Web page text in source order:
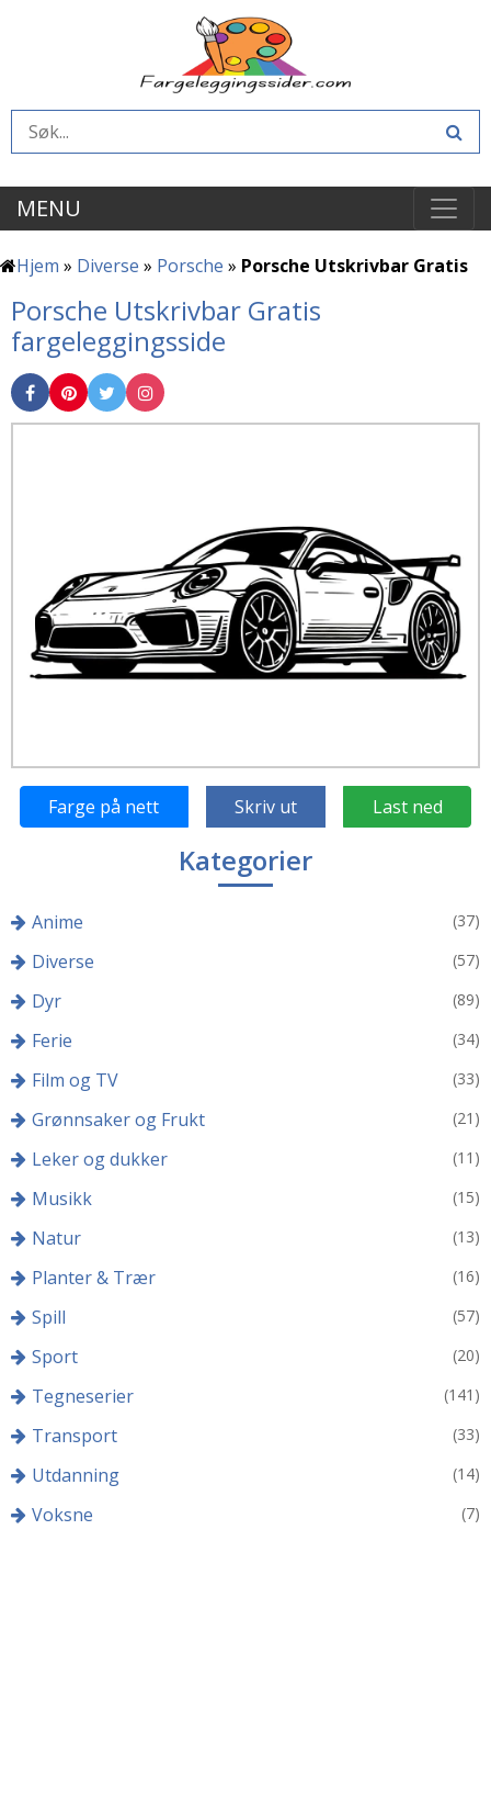
MENU
Hjem » Diverse » Porsche » Porsche Utskrivbar Gratis
Porsche Utskrivbar Gratis
fargeleggingsside
Farge på nett Skriv ut Last ned
Kategorier
Anime (37)
Diverse (57)
Dyr (89)
Ferie (34)
Film og TV (33)
Grønnsaker og Frukt (21)
Leker og dukker (11)
Musikk (15)
Natur (13)
Planter & Trær (16)
Spill (57)
Sport (20)
Tegneserier (141)
Transport (33)
Utdanning (14)
Voksne (7)